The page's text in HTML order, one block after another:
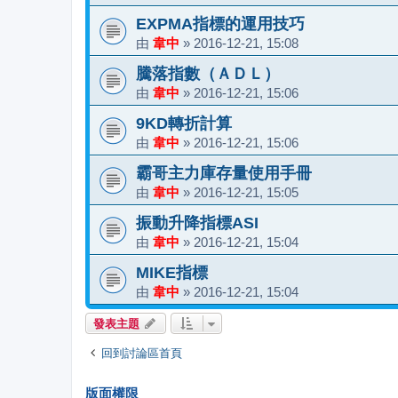
EXPMA指標的運用技巧
由 韋中 » 2016-12-21, 15:08
騰落指數（ＡＤＬ）
由 韋中 » 2016-12-21, 15:06
9KD轉折計算
由 韋中 » 2016-12-21, 15:06
霸哥主力庫存量使用手冊
由 韋中 » 2016-12-21, 15:05
振動升降指標ASI
由 韋中 » 2016-12-21, 15:04
MIKE指標
由 韋中 » 2016-12-21, 15:04
發表主題
回到討論區首頁
版面權限